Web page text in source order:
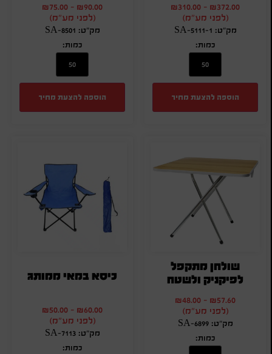
₪372.00
-
₪310.00
(לפני מע"מ)
מק"ט: SA-5111-1
כמות:
הוספה להצעת מחיר
₪90.00
-
₪75.00
(לפני מע"מ)
מק"ט: SA-8501
כמות:
הוספה להצעת מחיר
שולחן מתקפל
לפיקניק ולשטח
₪57.60
-
₪48.00
(לפני מע"מ)
מק"ט: SA-6899
כמות:
כיסא במאי ממותג
₪60.00
-
₪50.00
(לפני מע"מ)
מק"ט: SA-7113
כמות: